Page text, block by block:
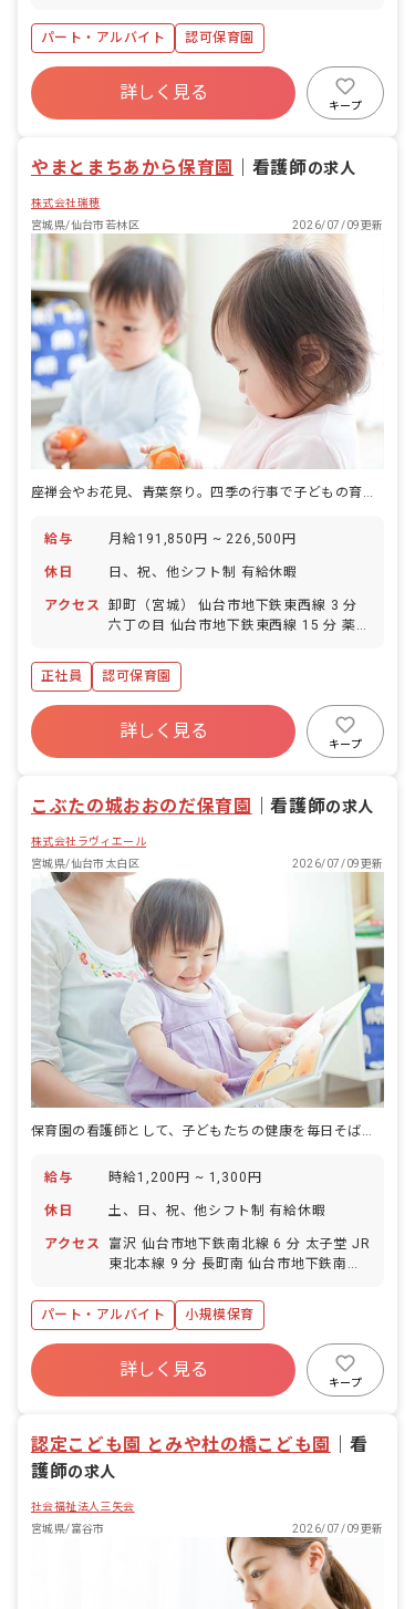
パート・アルバイト 認可保育園
詳しく見る
キープ
やまとまちあから保育園 看護師の求人
株式会社瑞穂
宮城県/仙台市若林区
2026/07/09更新
座禅会やお花見、青葉祭り。四季の行事で子どもの育ちに寄り添う看護師の仕事です。
給与 月給191,850円 ~ 226,500円
休日 日、祝、他シフト制 有給休暇
アクセス
卸町（宮城） 仙台市地下鉄東西線 3 分
六丁の目 仙台市地下鉄東西線 15 分 薬師
城野原 JR仙石線 24 分 陸前原ノ町 JR仙
石線 26 分
正社員 認可保育園
詳しく見る
キープ
こぶたの城おおのだ保育園 ｜看護師の求人
株式会社ラヴィエール
宮城県/仙台市太白区
2026/07/09更新
保育園の看護師として、子どもたちの健康を毎日そばで守る。午前中の短時間勤務で始めるケアの仕事。
給与 時給1,200円 ~ 1,300円
休日 土、日、祝、他シフト制 有給休暇
アクセス
富沢 仙台市地下鉄南北線 6 分 太子堂 JR
東北本線 9 分 長町南 仙台市地下鉄南北
長町 JR東北本線 20 分
パート・アルバイト 小規模保育
詳しく見る
キープ
認定こども園 とみや杜の橋こども園
看
護師の求人
社会福祉法人三矢会
宮城県/富谷市
2026/07/09更新